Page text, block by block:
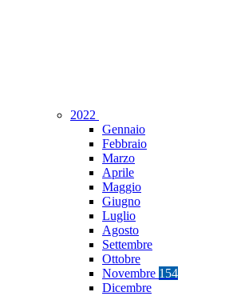
2022
Gennaio
Febbraio
Marzo
Aprile
Maggio
Giugno
Luglio
Agosto
Settembre
Ottobre
Novembre 154
Dicembre